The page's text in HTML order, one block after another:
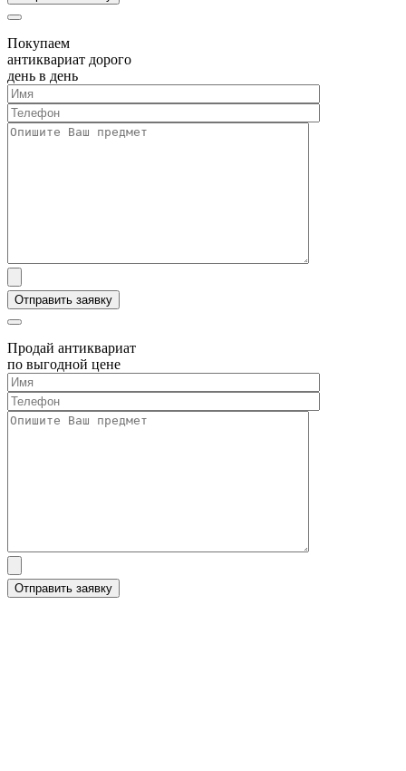
Покупаем
антиквариат дорого
день в день
Продай антиквариат
по выгодной цене